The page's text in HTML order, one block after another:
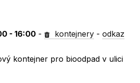
- 16:00 - kontejnery -odkaz
kontejner pro bioodpad v ulici